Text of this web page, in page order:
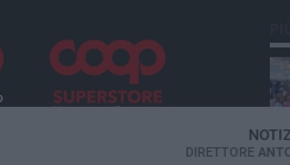
DIRETTORE